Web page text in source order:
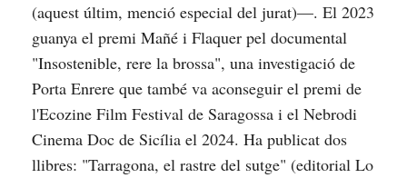
(aquest últim, menció especial del jurat)—. El 2023
guanya el premi Mañé i Flaquer pel documental
"Insostenible, rere la brossa", una investigació de
Porta Enrere que també va aconseguir el premi de
l'Ecozine Film Festival de Saragossa i el Nebrodi
Cinema Doc de Sicília el 2024. Ha publicat dos
llibres: "Tarragona, el rastre del sutge" (editorial Lo